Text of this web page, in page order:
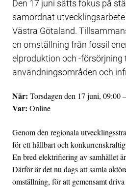
Den 17 juni sätts fokus på
samordnat
Västra Götaland.
en omställning från fossil
elproduktion och -försörjning
användningsområden och
När: Torsdagen den 17 juni, 09:00
Var: Online
Genom den regionala
för ett hållbart och
En bred elektrifiering av samhället
Därför är det nu dags att samla
omställning, för att gemensamt